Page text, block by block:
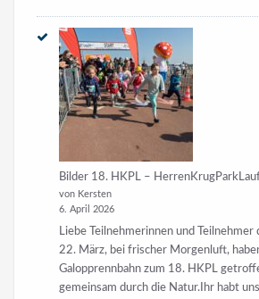
Bilder 18. HKPL –
von Kersten
6. April 2026
Liebe Teilnehmerinnen und Teilnehmer
22. März, bei frischer Morgenluft,
Galopprennbahn zum 18. HKPL
gemeinsam durch die Natur.Ihr habt